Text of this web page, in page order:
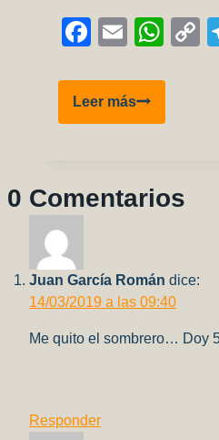
Facebook
Email
Leer másGustavo
Leguizamón
Macramé
Galáctico.
0 Comentarios
Juan García Román dice:
14/03/2019 a las 09:40
Me quito el sombrero… Doy
Responder